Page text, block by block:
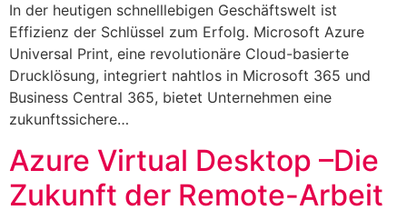
In der heutigen schnelllebigen Geschäftswelt ist
Effizienz der Schlüssel zum Erfolg. Microsoft Azure
Universal Print, eine revolutionäre Cloud-basierte
Drucklösung, integriert nahtlos in Microsoft 365 und
Business Central 365, bietet Unternehmen eine
zukunftssichere…
Azure Virtual Desktop –Die
Zukunft der Remote-Arbeit